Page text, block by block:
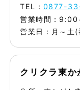
TEL： 0877-
営業時間：9:00
営業日：月～土
クリクラ東か